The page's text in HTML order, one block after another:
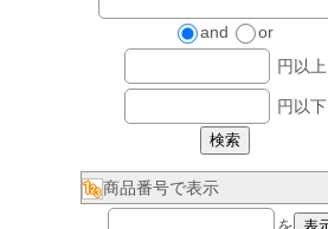
and
or
円以上
円以下
商品番号で表示